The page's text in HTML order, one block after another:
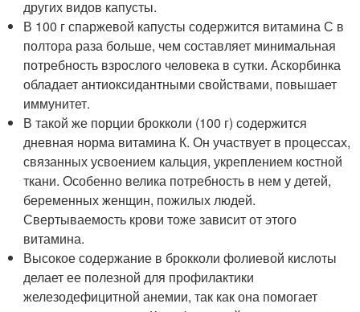
других видов капусты.
В 100 г спаржевой капусты содержится витамина С в
полтора раза больше, чем составляет минимальная
потребность взрослого человека в сутки. Аскорбинка
обладает антиоксидантными свойствами, повышает
иммунитет.
В такой же порции брокколи (100 г) содержится
дневная норма витамина К. Он участвует в процессах,
связанных усвоением кальция, укреплением костной
ткани. Особенно велика потребность в нем у детей,
беременных женщин, пожилых людей.
Свертываемость крови тоже зависит от этого
витамина.
Высокое содержание в брокколи фолиевой кислоты
делает ее полезной для профилактики
железодефицитной анемии, так как она помогает